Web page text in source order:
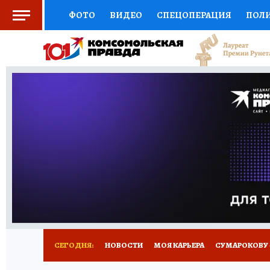
ФОТО ВИДЕО СПЕЦОПЕРАЦИЯ
СОЦПОДДЕРЖКА НАУКА АФИША
ВЫБОР ЭКСПЕРТОВ ДОКТОР
ПРОГНОЗЫ НА СПОРТ
НОВОЕ
СЕГОДНЯ: НОВОСТИ МОЯ КАРЬЕРА СУМАРОКОВУ